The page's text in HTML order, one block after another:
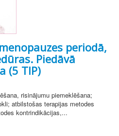
periodā,
Piedāvā
(5 TIP)
risinājumu piemeklēšana;
atbilstošas terapijas metodes
kontrindikācijas,...